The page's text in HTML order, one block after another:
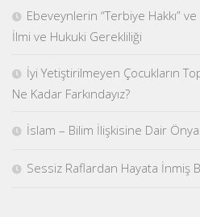
Ebeveynlerin “Terbiye Hakkı” ve
İlmi ve Hukuki Gerekliliği
İyi Yetiştirilmeyen Çocukların
Ne Kadar Farkındayız?
İslam – Bilim İlişkisine Dair
Sessiz Raflardan Hayata İnmiş